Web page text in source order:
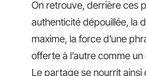
On retrouve, derrière ces
authenticité dépouillée, la
maxime, la force d’une
offerte à l’autre comme
Le partage se nourrit ainsi